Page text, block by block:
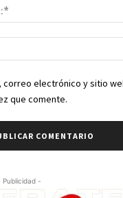
correo electrónico y sitio
que comente.
Publicidad -